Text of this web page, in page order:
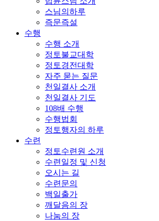
스님의하루
즉문즉설
수행
수행 소개
정토불교대학
정토경전대학
자주 묻는 질문
천일결사 소개
천일결사 기도
108배 수행
수행법회
정토행자의 하루
수련
정토수련원 소개
수련일정 및 신청
오시는 길
수련문의
백일출가
깨달음의 장
나눔의 장